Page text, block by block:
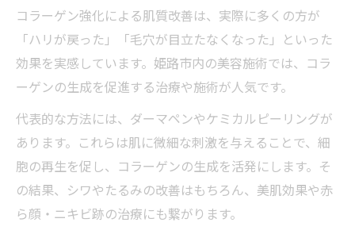
コラーゲン強化による肌質改善は、実際に多くの方が
「ハリが戻った」「毛穴が目立たなくなった」といった
効果を実感しています。姫路市内の美容施術では、コラ
ーゲンの生成を促進する治療や施術が人気です。
代表的な方法には、ダーマペンやケミカルピーリングが
あります。これらは肌に微細な刺激を与えることで、細
胞の再生を促し、コラーゲンの生成を活発にします。そ
の結果、シワやたるみの改善はもちろん、美肌効果や赤
ら顔・ニキビ跡の治療にも繋がります。